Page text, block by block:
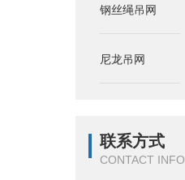
钢丝绳吊网
尼龙吊网
联系方式
CONTACT INFO